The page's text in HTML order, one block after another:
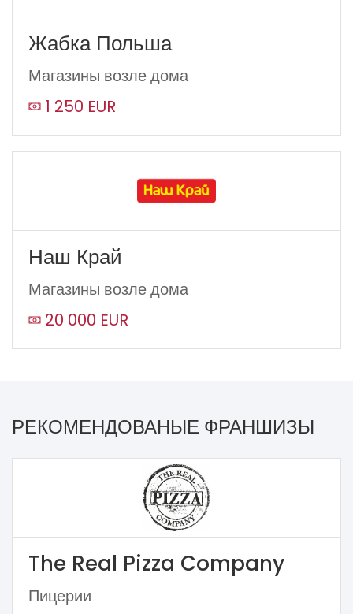
Жабка Польша
Магазины возле дома
1 250 EUR
Наш Край
Магазины возле дома
20 000 EUR
РЕКОМЕНДОВАНЫЕ ФРАНШИЗЫ
The Real Pizza Company
Пицерии